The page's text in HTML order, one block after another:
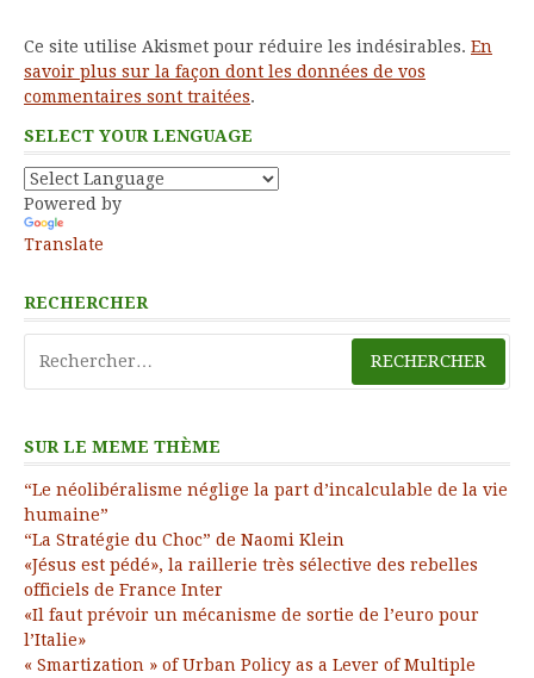
Ce site utilise Akismet pour réduire les indésirables. En
savoir plus sur la façon dont les données de vos
commentaires sont traitées.
SELECT YOUR LENGUAGE
Powered by
Translate
RECHERCHER
SUR LE MEME THÈME
“Le néolibéralisme néglige la part d’incalculable de la vie
humaine”
“La Stratégie du Choc” de Naomi Klein
«Jésus est pédé», la raillerie très sélective des rebelles
officiels de France Inter
«Il faut prévoir un mécanisme de sortie de l’euro pour
l’Italie»
« Smartization » of Urban Policy as a Lever of Multiple